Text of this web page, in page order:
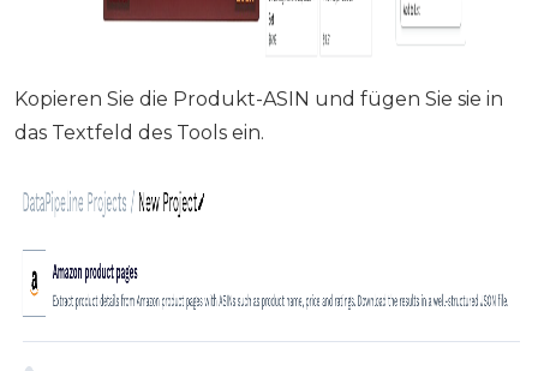
Kopieren Sie die Produkt-ASIN und fügen Sie sie in
das Textfeld des Tools ein.